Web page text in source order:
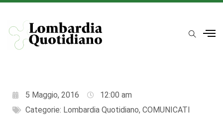
5 Maggio, 2016
12:00 am
Categorie: Lombardia Quotidiano, COMUNICATI